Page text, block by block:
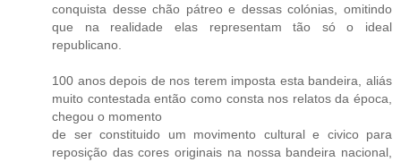
conquista desse chão pátreo e dessas colónias, omitindo
que na realidade elas representam tão só o ideal
republicano.
100 anos depois de nos terem imposta esta bandeira, aliás
muito contestada então como consta nos relatos da época,
chegou o momento
de ser constituido um movimento cultural e civico para
reposição das cores originais na nossa bandeira nacional,